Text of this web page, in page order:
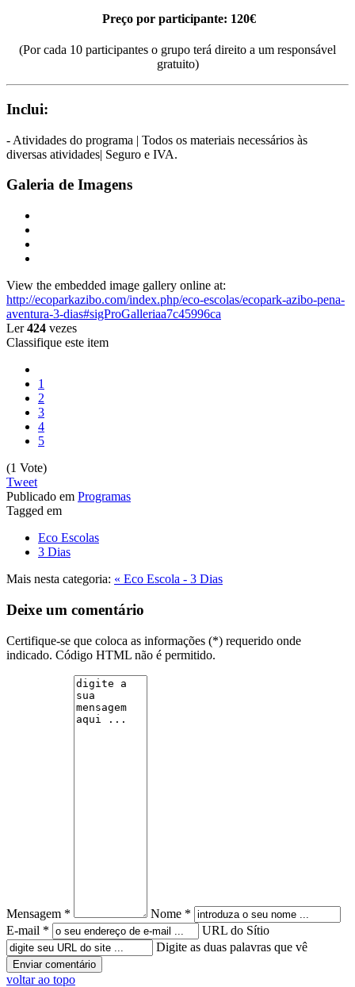
Preço por participante: 120€
(Por cada 10 participantes o grupo terá direito a um responsável
gratuito)
Inclui:
- Atividades do programa | Todos os materiais necessários às
diversas atividades| Seguro e IVA.
Galeria de Imagens
View the embedded image gallery online at:
http://ecoparkazibo.com/index.php/eco-escolas/ecopark-azibo-pena-
aventura-3-dias#sigProGalleriaa7c45996ca
Ler424 vezes
Classifique este item
1
2
3
4
5
(1 Vote)
Tweet
Publicado em Programas
Tagged em
Eco Escolas
3 Dias
Mais nesta categoria: « Eco Escola - 3 Dias
Deixe um comentário
Certifique-se que coloca as informações (*) requerido onde
indicado. Código HTML não é permitido.
Mensagem *
Nome *
E-mail *
URL do Sítio
Digite as duas palavras que vê
voltar ao topo